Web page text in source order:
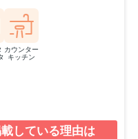
カウンター
キッチン
している理由は